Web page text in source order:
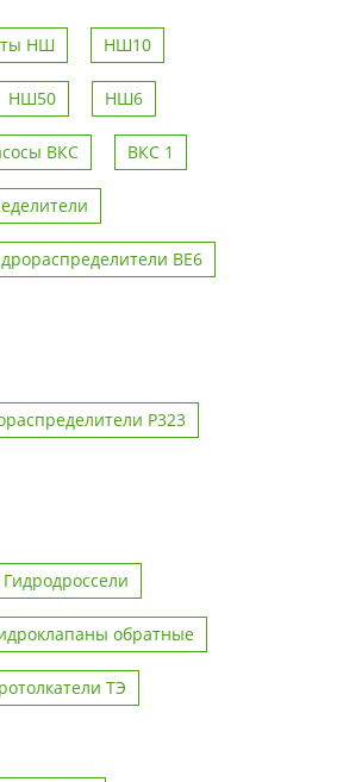
НШ НШ10
НШ50 НШ6
ВКС ВКС 1
ВЕ6
Р323
Гидродроссели
обратные
ТЭ